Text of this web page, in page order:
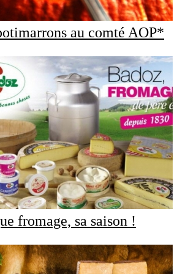
au comté AOP*
fromage, sa saison !